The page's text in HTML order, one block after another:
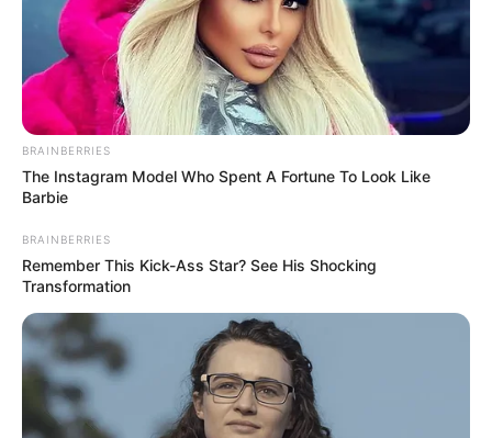
Judul lain: Duang Jai Thewaphrom: Phon Cheewan / Duang Jai
Thewaphrom 5 / Pon Cheewan / Phon Chiwan
Genre: Romansa
Negara: Thailand
Sutradara: King Somching Srisupap
Penulis Naskah: –
Rumah Produksi: –
Channel TV: Netflix
Jumlah Episode: 10
Masa Tayang: Mulai 27 Juli 2024
BRAINBERRIES
The Instagram Model Who Spent A Fortune To Look Like
Barbie
BRAINBERRIES
Remember This Kick-Ass Star? See His Shocking
Transformation